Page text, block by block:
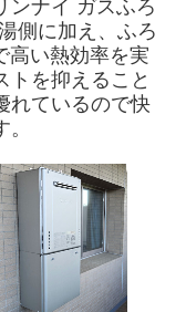
ンナイ ガスふろ
側に加え、ふろ
高い熱効率を実
トを抑えること
れているので快